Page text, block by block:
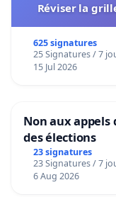
Réviser la
625 signatures
25 Signatures / 7
15 Jul 2026
Non aux appels
des élections
23 signatures
23 Signatures / 7
6 Aug 2026